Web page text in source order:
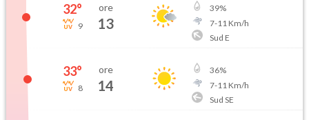
32°
9
ore
13
39%
7-11 Km/h
Sud E
33°
8
ore
14
36%
7-11 Km/h
Sud SE